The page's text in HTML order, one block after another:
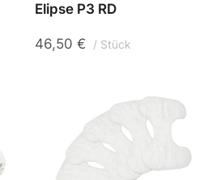
Elipse P3 RD
46,50 € Stück